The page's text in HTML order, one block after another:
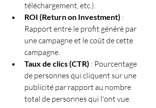
téléchargement, etc.).
ROI (Return on Investment) :
Rapport entre le profit généré par
une campagne et le coût de cette
campagne.
Taux de clics (CTR) : Pourcentage
de personnes qui cliquent sur une
publicité par rapport au nombre
total de personnes qui l'ont vue.